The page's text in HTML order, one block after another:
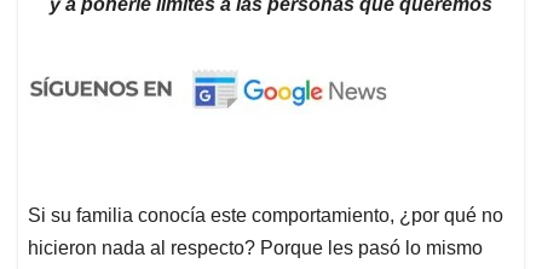
y a ponerle límites a las personas que queremos
Si su familia conocía este comportamiento, ¿por qué no
hicieron nada al respecto? Porque les pasó lo mismo